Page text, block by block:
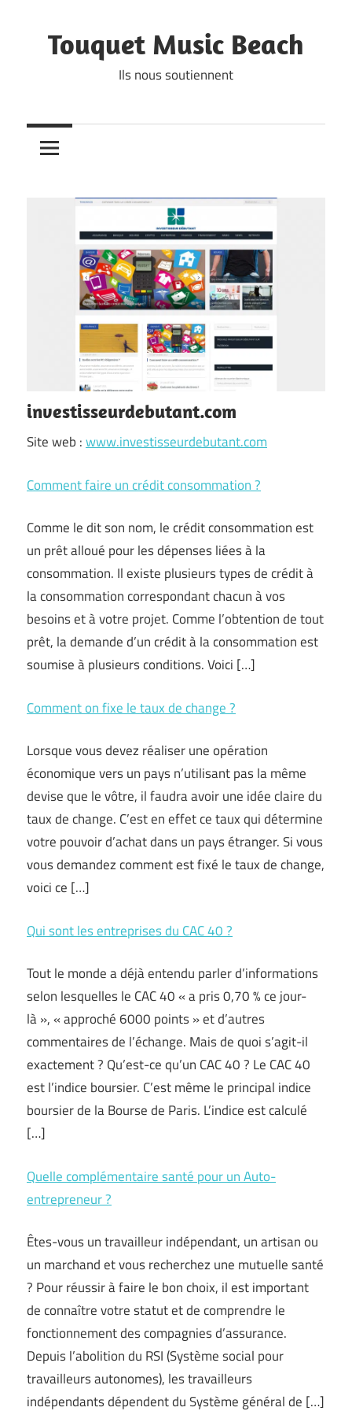
content
Touquet Music Beach
Ils nous soutiennent
investisseurdebutant.com
Site web :www.investisseurdebutant.com
Comment faire un crédit consommation ?
Comme le dit son nom, le crédit consommation est
un prêt alloué pour les dépenses liées à la
consommation. Il existe plusieurs types de crédit à
la consommation correspondant chacun à vos
besoins et à votre projet. Comme l’obtention de tout
prêt, la demande d’un crédit à la consommation est
soumise à plusieurs conditions. Voici […]
Comment on fixe le taux de change ?
Lorsque vous devez réaliser une opération
économique vers un pays n’utilisant pas la même
devise que le vôtre, il faudra avoir une idée claire du
taux de change. C’est en effet ce taux qui détermine
votre pouvoir d’achat dans un pays étranger. Si vous
vous demandez comment est fixé le taux de change,
voici ce […]
Qui sont les entreprises du CAC 40 ?
Tout le monde a déjà entendu parler d’informations
selon lesquelles le CAC 40 « a pris 0,70 % ce jour-
là », « approché 6000 points » et d’autres
commentaires de l’échange. Mais de quoi s’agit-il
exactement ? Qu’est-ce qu’un CAC 40 ? Le CAC 40
est l’indice boursier. C’est même le principal indice
boursier de la Bourse de Paris. L’indice est calculé
[…]
Quelle complémentaire santé pour un Auto-
entrepreneur ?
Êtes-vous un travailleur indépendant, un artisan ou
un marchand et vous recherchez une mutuelle santé
? Pour réussir à faire le bon choix, il est important
de connaître votre statut et de comprendre le
fonctionnement des compagnies d’assurance.
Depuis l’abolition du RSI (Système social pour
travailleurs autonomes), les travailleurs
indépendants dépendent du Système général de […]